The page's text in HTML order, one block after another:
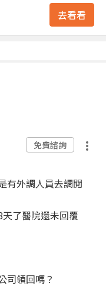
去看看
免費諮詢
有外調人員去調閱
了醫院還未回覆
司領回嗎？